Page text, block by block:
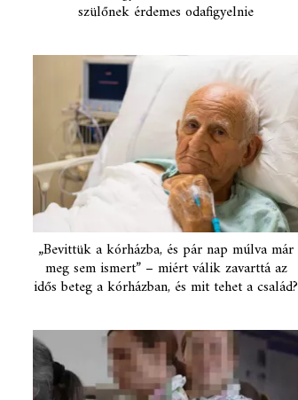
szülőnek érdemes odafigyelnie
„Bevittük a kórházba, és pár nap múlva már
meg sem ismert” – miért válik zavarttá az
idős beteg a kórházban, és mit tehet a család?